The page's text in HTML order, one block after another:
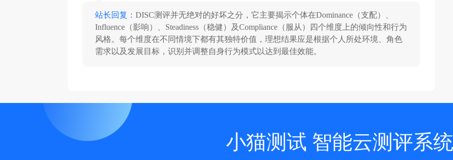
站长回复：DISC测评并无绝对的好坏之分，它主要揭示个体在Dominance（支配）、
Influence（影响）、Steadiness（稳健）及Compliance（服从）四个维度上的倾向性和行为
风格。每个维度在不同情境下都有其独特价值，理想结果应是根据个人所处环境、角色
需求以及发展目标，识别并调整自身行为模式以达到最佳效能。
小猫测试 智能云测评系统